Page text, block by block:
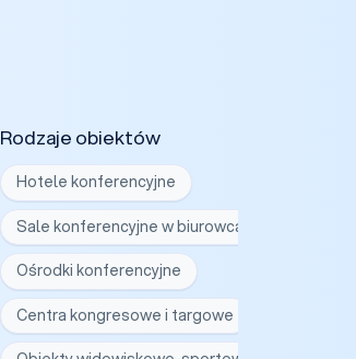
Rodzaje obiektów
Hotele konferencyjne
Sale konferencyjne w biurowcach
Ośrodki konferencyjne
Centra kongresowe i targowe